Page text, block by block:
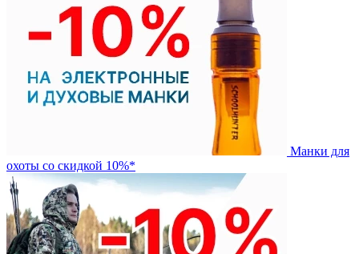
Манки для
охоты со скидкой 10%*